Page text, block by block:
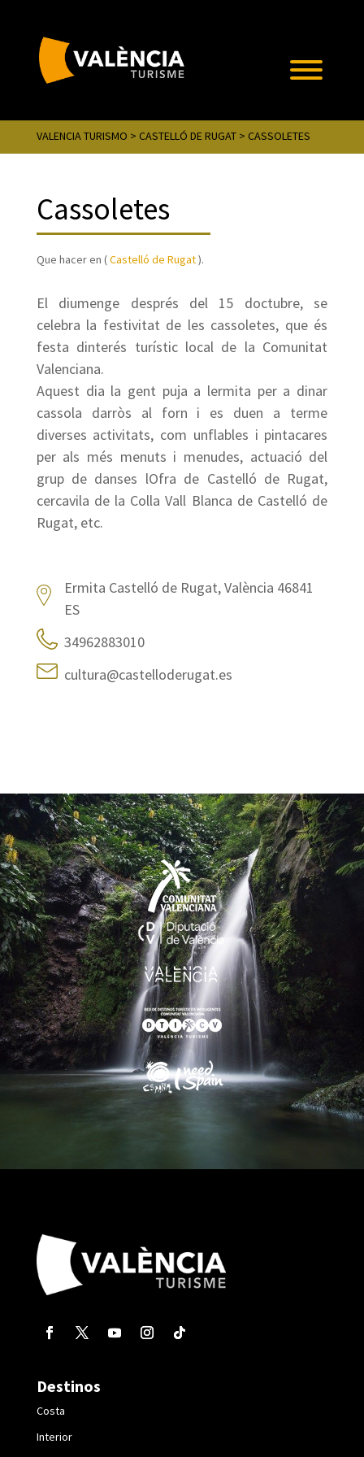
VALENCIA TURISMO > CASTELLÓ DE RUGAT> CASSOLETES
Cassoletes
Que hacer en (Castelló de Rugat).
El diumenge després del 15 doctubre, se
celebra la festivitat de les cassoletes, que és
festa dinterés turístic local de la Comunitat
Valenciana.
Aquest dia la gent puja a lermita per a dinar
cassola darròs al forn i es duen a terme
diverses activitats, com unflables i pintacares
per als més menuts i menudes, actuació del
grup de danses lOfra de Castelló de Rugat,
cercavila de la Colla Vall Blanca de Castelló de
Rugat, etc.
Ermita Castelló de Rugat, València 46841
ES
34962883010
cultura@castelloderugat.es
Destinos
Costa
Interior